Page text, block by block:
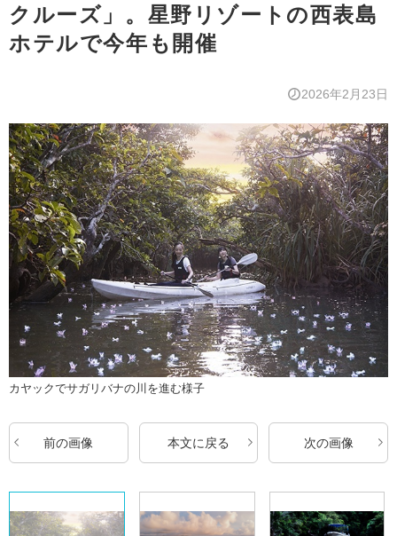
クルーズ」。星野リゾートの西表島
ホテルで今年も開催
2026年2月23日
カヤックでサガリバナの川を進む様子
前の画像 本文に戻る 次の画像